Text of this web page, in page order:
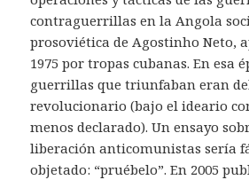
contraguerrillas en la Angola
prosoviética de Agostinho Neto,
1975 por tropas cubanas. En esa
guerrillas que triunfaban eran
revolucionario (bajo el ideario
menos declarado). Un ensayo
liberación anticomunistas sería
objetado: “pruébelo”. En 2005